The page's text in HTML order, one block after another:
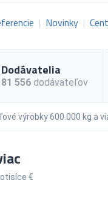
Novinky
Dodávatelia
81 556 dodávateľov
výrobky 600.000 kg a
€